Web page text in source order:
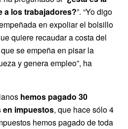
a los trabajadores?”. “Yo digo
en expoliar el bolsillo
quiere recaudar a costa del
se empeña en pisar la
y genera empleo”, ha
hemos pagado 30
en impuestos, que hace sólo 4
hemos pagado de toda